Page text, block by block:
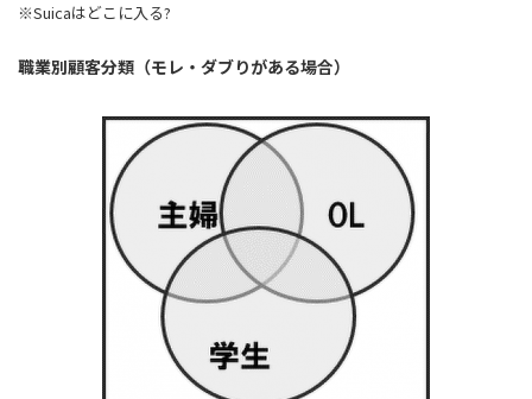
※Suicaはどこに入る?
職業別顧客分類（モレ・ダブりがある場合）